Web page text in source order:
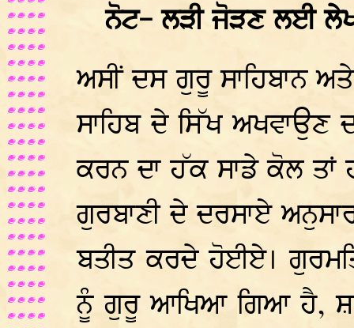
ਨੋਟ- ਲੜੀ ਜੋੜਣ ਲਈ ਲੇਖ
ਅਸੀਂ ਦਸ ਗੁਰੂ ਸਾਹਿਬਾਨ
ਸਾਹਿਬ ਦੇ ਸਿੱਖ ਅਖਵਾਉਣ
ਕਰਨ ਦਾ ਹੱਕ ਸਾਡੇ ਕੋਲ ਤਾਂ
ਗੁਰਬਾਣੀ ਦੇ ਦਰਸਾਏ
ਬਤੀਤ ਕਰਦੇ ਹੋਈਏ।
ਨੂੰ ਗੁਰੂ ਆਖਿਆ ਗਿਆ ਹੈ,